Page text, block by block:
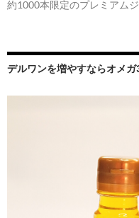
約1000本限定のプレミアム
デルワンを増やすならオメガ